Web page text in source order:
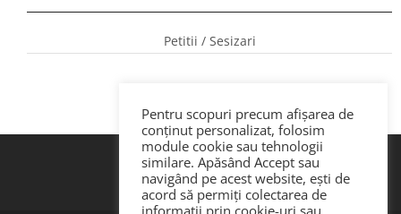
Petitii / Sesizari
Pentru scopuri precum afișarea de
conținut personalizat, folosim
module cookie sau tehnologii
similare. Apăsând Accept sau
navigând pe acest website, ești de
acord să permiți colectarea de
informații prin cookie-uri sau